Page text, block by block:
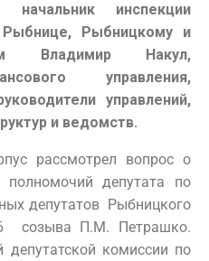
инспекции
Рыбницкому и
Владимир Накул,
управления,
управлений,
и ведомств.
рассмотрел вопрос о
депутата по
депутатов Рыбницкого
созыва П.М. Петрашко.
депутатской комиссии по